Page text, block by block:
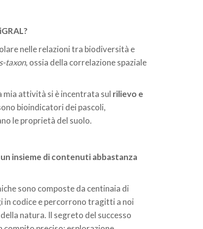
nelle relazioni tra biodiversità e
taxon, ossia della correlazione spaziale
mia attività si è incentrata sul rilievo e
bioindicatori dei pascoli,
le proprietà del suolo.
insieme di contenuti abbastanza
sono composte da centinaia di
in codice e percorrono tragitti a noi
natura. Il segreto del successo